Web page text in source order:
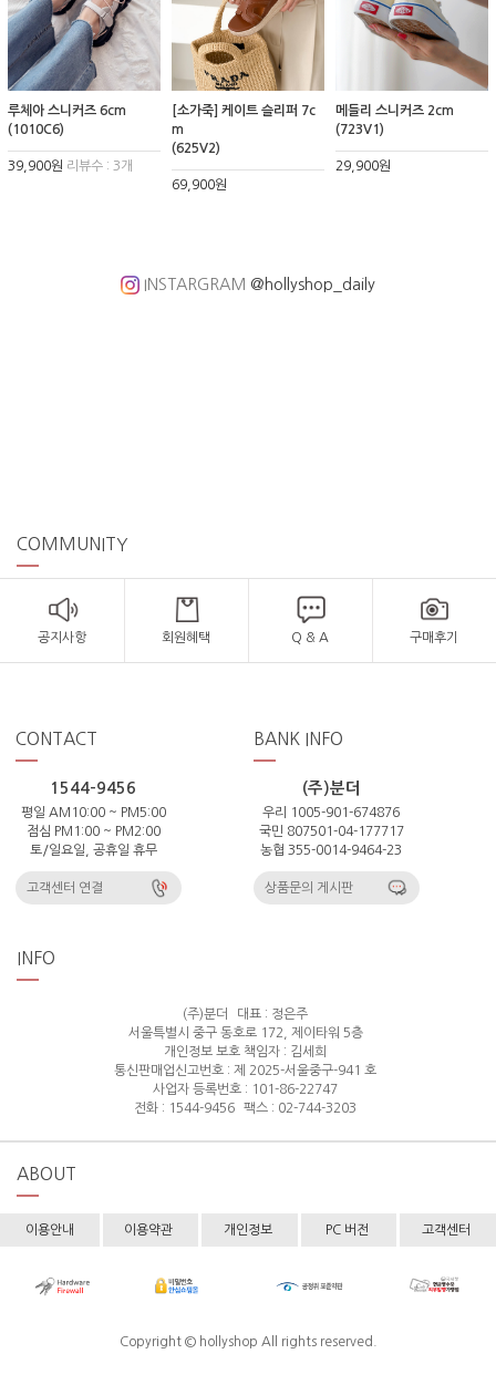
루체아 스니커즈 6cm
(1010C6)
39,900원 리뷰수 : 3개
[소가죽] 케이트 슬리퍼 7c
m
(625V2)
69,900원
메들리 스니커즈 2cm
(723V1)
29,900원
INSTARGRAM @hollyshop_daily
COMMUNITY
공지사항 회원혜택 Q & A 구매후기
CONTACT
1544-9456
평일 AM10:00 ~ PM5:00
점심 PM1:00 ~ PM2:00
토/일요일, 공휴일 휴무
고객센터 연결
BANK INFO
(주)분더
우리 1005-901-674876
국민 807501-04-177717
농협 355-0014-9464-23
상품문의 게시판
INFO
(주)분더
대표 : 정은주
서울특별시 중구 동호로 172, 제이타워 5층
개인정보 보호 책임자 : 김세희
통신판매업신고번호 : 제 2025-서울중구-941 호
사업자 등록번호 : 101-86-22747
전화 : 1544-9456
팩스 : 02-744-3203
ABOUT
이용안내 이용약관 개인정보 PC 버전 고객센터
Copyright © hollyshop All rights reserved.